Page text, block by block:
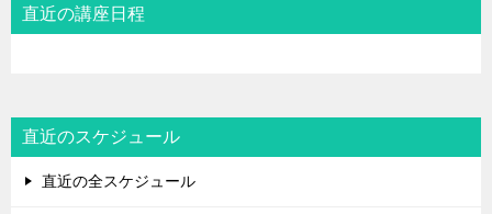
直近の講座日程
直近のスケジュール
直近の全スケジュール